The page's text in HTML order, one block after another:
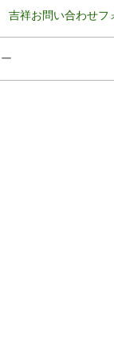
吉祥お問い合わせフ
ー